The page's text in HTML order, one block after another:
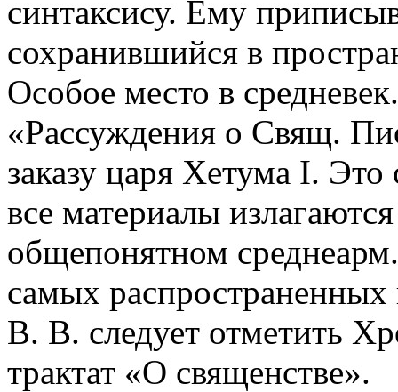
синтаксису. Ему
сохранившийся в
Особое место в
«Рассуждения о Свящ.
заказу царя Хетума I. Это
все материалы
общепонятном
самых
В. В. следует отметить
трактат «О священстве».